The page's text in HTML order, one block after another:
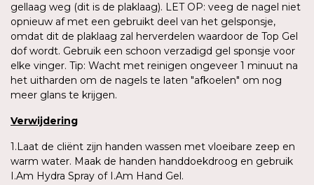
gellaag weg (dit is de plaklaag). LET OP: veeg de nagel niet
opnieuw af met een gebruikt deel van het gelsponsje,
omdat dit de plaklaag zal herverdelen waardoor de Top Gel
dof wordt. Gebruik een schoon verzadigd gel sponsje voor
elke vinger. Tip: Wacht met reinigen ongeveer 1 minuut na
het uitharden om de nagels te laten "afkoelen" om nog
meer glans te krijgen.
Verwijdering
1.Laat de cliënt zijn handen wassen met vloeibare zeep en
warm water. Maak de handen handdoekdroog en gebruik
I.Am Hydra Spray of I.Am Hand Gel.